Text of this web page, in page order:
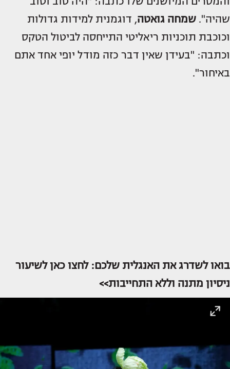
שהיה". שמחה גואטה, דוגמנית למידות גדולות
וכוכבת תוכניות ריאליטי התייחסה לביטול הטקס
וכתבה: "בעידן שאין דבר כזה מודל יופי אחד אתם
באיחור".
בואו לשדרג את האנגלית שלכם: לחצו כאן לשיעור
ניסיון מתנה וללא התחייבות>>